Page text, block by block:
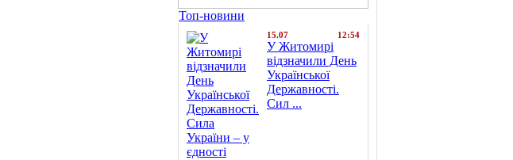
Топ-новини
15.07 12:54
У Житомирі
відзначили День
Української
Державності.
Сил ...